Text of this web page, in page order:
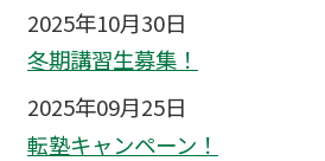
2025年10月30日
冬期講習生募集！
2025年09月25日
転塾キャンペーン！